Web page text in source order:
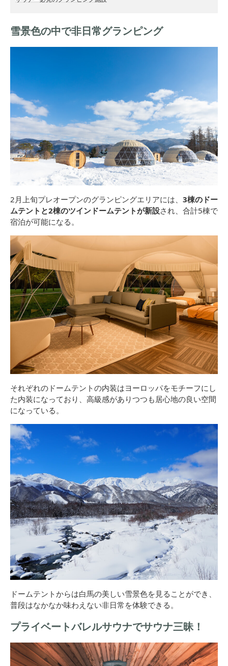
雪景色の中で非日常グランピング
2月上旬プレオープンのグランピングエリアには、 3棟のドー
ムテントと2棟のツインドームテントが新設され、合計5棟で
宿泊が可能になる。
それぞれのドームテントの内装はヨーロッパをモチーフにし
た内装になっており、高級感がありつつも居心地の良い空間
になっている。
ドームテントからは白馬の美しい雪景色を見ることができ、
普段はなかなか味わえない非日常を体験できる。
プライベートバレルサウナでサウナ三昧！